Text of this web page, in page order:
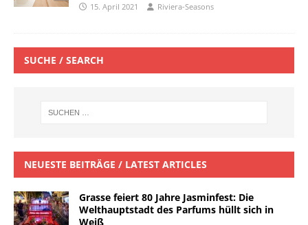
15. April 2021 Riviera-Seasons
SUCHE / SEARCH
NEUESTE BEITRÄGE / LATEST ARTICLES
Grasse feiert 80 Jahre Jasminfest: Die
Welthauptstadt des Parfums hüllt sich in
Weiß